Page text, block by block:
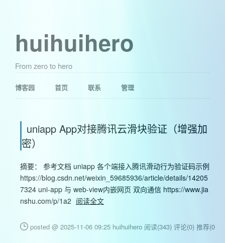
huihuihero
From zero to hero
博客园 首页 联系 管理
uniapp App对接腾讯云滑块验证（增强加
密）
摘要： 参考文档 uniapp 各个端接入腾讯滑动行为验证码示例
https://blog.csdn.net/weixin_59685936/article/details/14205
7324 uni-app 与 web-view内嵌网页 双向通信 https://www.jia
nshu.com/p/1a2 阅读全文
posted @ 2025-11-06 09:25 huihuihero 阅读(343) 评论(0) 推荐(0)